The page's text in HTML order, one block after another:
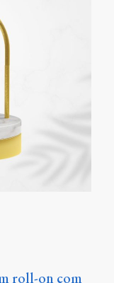
roll-on com